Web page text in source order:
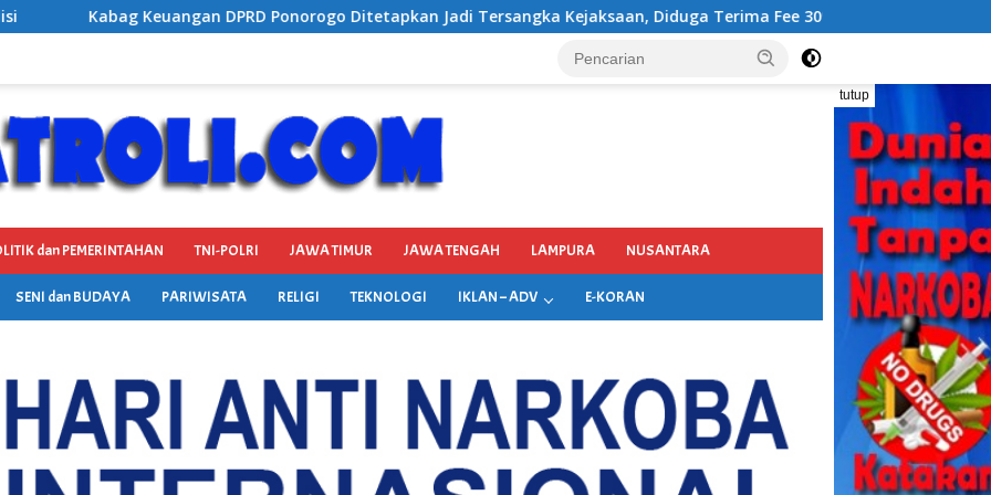
Ditetapkan Jadi Tersangka Kejaksaan, Diduga Terima Fee 30%
tutup
dan PEMERINTAHAN TNI-POLRI JAWA TIMUR JAWA TENGAH LAMPURA NUSANTARA
SENI dan BUDAYA PARIWISATA RELIGI TEKNOLOGI IKLAN – ADV E-KORAN